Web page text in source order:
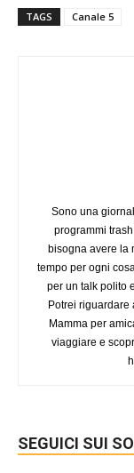
TAGS Canale 5
Sono una
programmi
bisogna avere la
tempo per ogni
per un talk polito
Potrei riguardare
Mamma per
viaggiare e
SEGUICI SUI